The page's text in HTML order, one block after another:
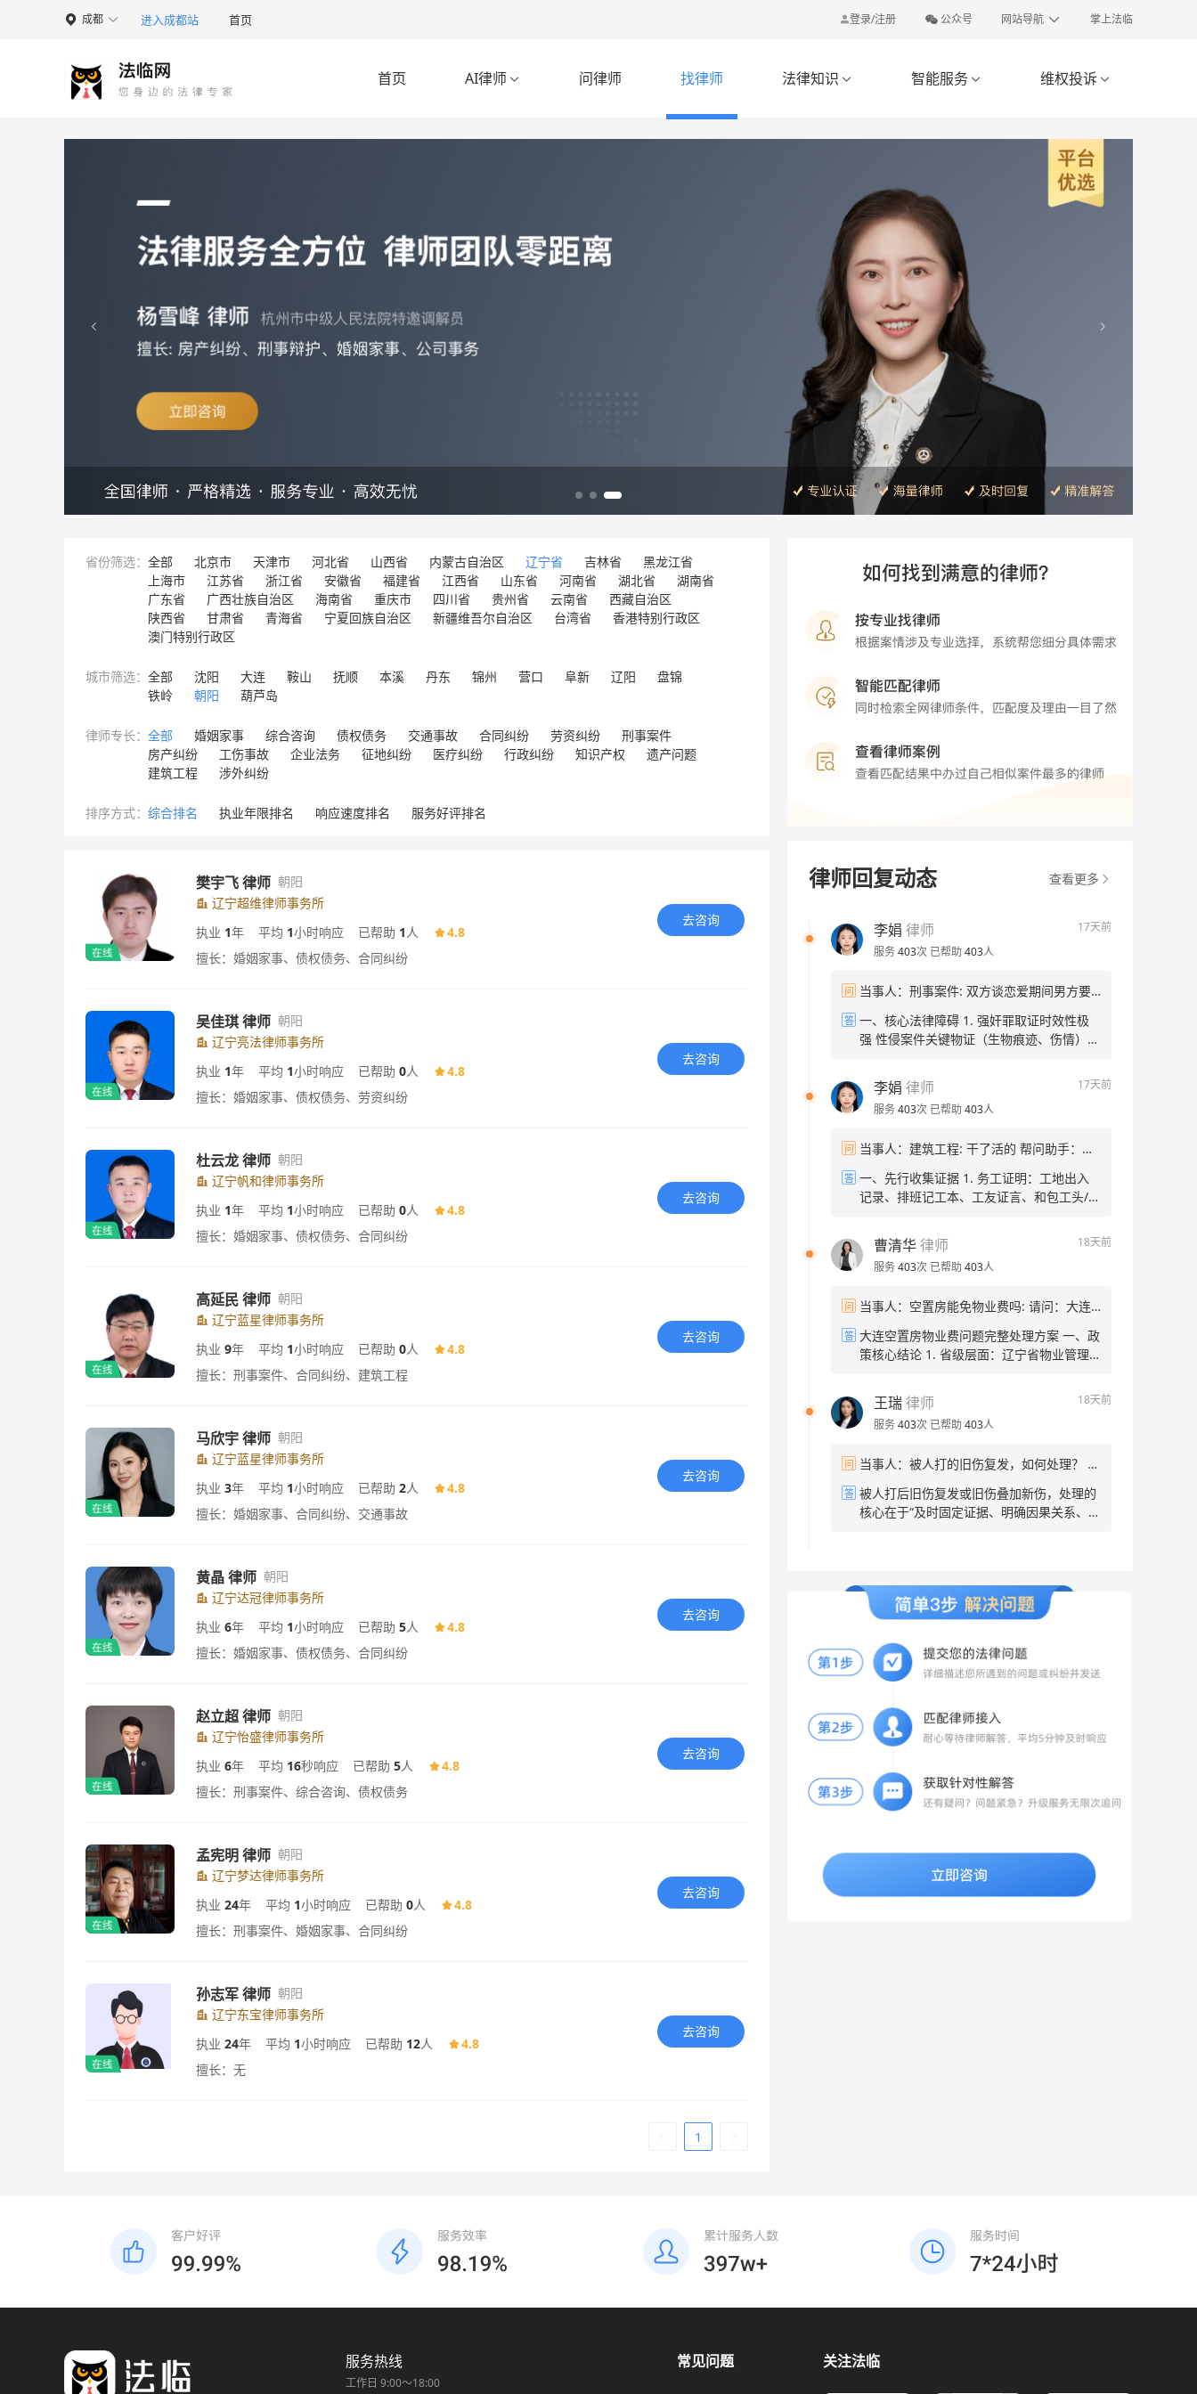
 成都 进入成都站 首页 登录/注册 公众号 网站导航 掌上法临
首页 AI律师  问律师 找律师 法律知识  智能服务  维权投诉 
省份筛选： 全部 北京市 天津市 河北省 山西省 内蒙古自治区 辽宁省 吉林省
黑龙江省
上海市
江苏省 浙江省 安徽省 福建省 江西省 山东省 河南省 湖北省
湖南省
广东省
广西壮族自治区 海南省 重庆市 四川省 贵州省 云南省
西藏自治区
陕西省
甘肃省 青海省 宁夏回族自治区 新疆维吾尔自治区 台湾省
香港特别行政区
澳门特别行政区
城市筛选： 全部 沈阳 大连 鞍山 抚顺 本溪 丹东 锦州 营口 阜新 辽阳
盘锦
铁岭
朝阳 葫芦岛
律师专长： 全部 婚姻家事 综合咨询 债权债务 交通事故 合同纠纷 劳资纠纷
刑事案件
房产纠纷
工伤事故 企业法务 征地纠纷 医疗纠纷 行政纠纷 知识产权
遗产问题
建筑工程
涉外纠纷
排序方式： 综合排名 执业年限排名 响应速度排名 服务好评排名
樊宇飞 律师 朝阳
辽宁超维律师事务所
执业 1年 平均 1小时响应 已帮助 1人
4.8
擅长：婚姻家事、债权债务、合同纠纷
去咨询
吴佳琪 律师 朝阳
辽宁亮法律师事务所
执业 1年 平均 1小时响应 已帮助 0人
4.8
擅长：婚姻家事、债权债务、劳资纠纷
去咨询
杜云龙 律师 朝阳
辽宁帆和律师事务所
执业 1年 平均 1小时响应 已帮助 0人
4.8
擅长：婚姻家事、债权债务、合同纠纷
去咨询
高延民 律师 朝阳
辽宁蓝星律师事务所
执业 9年 平均 1小时响应 已帮助 0人
4.8
擅长：刑事案件、合同纠纷、建筑工程
去咨询
马欣宇 律师 朝阳
辽宁蓝星律师事务所
执业 3年 平均 1小时响应 已帮助 2人
4.8
擅长：婚姻家事、合同纠纷、交通事故
去咨询
黄晶 律师 朝阳
辽宁达冠律师事务所
执业 6年 平均 1小时响应 已帮助 5人
4.8
擅长：婚姻家事、债权债务、合同纠纷
去咨询
赵立超 律师 朝阳
辽宁怡盛律师事务所
执业 6年 平均 16秒响应 已帮助 5人
4.8
擅长：刑事案件、综合咨询、债权债务
去咨询
孟宪明 律师 朝阳
辽宁梦达律师事务所
执业 24年 平均 1小时响应 已帮助 0人
4.8
擅长：刑事案件、婚姻家事、合同纠纷
去咨询
孙志军 律师 朝阳
辽宁东宝律师事务所
执业 24年 平均 1小时响应 已帮助 12人
4.8
擅长：无
去咨询
1
律师回复动态 查看更多
李娟 律师
17天前
服务403次 已帮助 403人
问 当事人：刑事案件: 双方谈恋爱期间男方要
一年了，能不能告他强 帮问助手：现在有证
据吗？比如当时的聊天记录、伤情记录这
警了吗？ 当事人：没报
答 一、核心法律障碍 1. 强奸罪取证时效性极
强 性侵案件关键物证（生物痕迹、伤情）仅
失；无当时报警记录，缺少公安第一时间固
定的伤情、现场、询问笔录。 2. 无任何间
接佐证 无聊天记录、录音、证人、就医记录
“证据确实、充分”，仅有被害人陈述无法认
定犯罪事实。 3. 恋爱关系对认定“违背妇女
意志”有难度 男女存在恋爱基础，司法机关
会区分情侣间自愿亲密行为与强迫性侵，若
采信单方陈述认定强奸。 二、当下的补救措
施 1. 尝试固定对方自认的关键证据 通过微
神打压、违背你意愿发生关系的事实，操作
辑； • 不要争吵，平缓引导对方说出关键事
实，例如：“去年和你谈恋爱的时候，你当时
本不愿意，这件事你还记得吗？” • 若男方承
认、默认，该录音/聊天记录可作为核心间接
证据提交公安。 2. 搜集旁证线索 • 就医记
就诊的病历； • 证人：当时有无朋友、家人
听你倾诉过被强迫、被精神打压的经过，可
让证人出具书面证言； • 社交痕迹：当年朋
报案，完整陈述全部经过： 1. 说明当年未
报警的合理理由（被男方精神控制、恐惧
等）； 2. 提交新获取的录音、聊天、证
展调查核实，传唤男方制作询问笔录。
李娟 律师
17天前
服务403次 已帮助 403人
问 当事人：建筑工程: 干了活的 帮问助手：欠
的工资，有5千多 帮问助手：目前在职还是
离职了？ 当事人：离职 帮问助手：你希望
当事人：只要工资
答 一、先行收集证据 1. 务工证明：工地出入
记录、排班记工本、工友证言、和包工头/项
资结算单、微信/短信对方认可欠薪金额的记
录 3. 身份信息：包工头、施工单位名称、
项目地址、发包方信息 二、维权途径 1. 向
目所在地住建局清欠办，或通过全国根治欠
薪线索反映平台小程序线上提交，住建部门
可直接督办施工企业发放工资，建筑行业有
农民工工资保证金，回款效率最高。 2. 劳
保障监察大队现场立案；监察大队可责令包
工头/公司限期支付，逾期可作出行政处罚。
具调解协议书后可申请法院司法确认，具备
下结算。 4. 司法兜底方案 1. 劳动关系清
晰：申请劳动仲裁； 2. 劳务关系：直接向
曹清华律师
18天前
服务403次 已帮助 403人
问 当事人：空置房能免物业费吗: 请问：大连
答任何假设性问题，你还有别的法律问题需
要咨询吗？ 当事人：房子空置5年，前2年
业沟通减免物业费，物业人员说大连没有空
置房减免政策，业主该怎么办？ 帮问助手：
答 大连空置房物业费问题完整处理方案 一、政
策核心结论 1. 省级层面：辽宁省物业管理
答复省内无统一法定减免政策 。 2. 大连市
本地规则：《大连市物业管理条例》明确，
房屋交付后连续空置半年以上，业主书面备
（减免30%），物业无权直接拒绝办理。
3. 物业声称“大连无减免政策”属于不实告
知，你有权依据本地条例申请折扣。 4. 法
律底线：不能完全不交物业费，仅能申请比
备纸质书面申请，写明：房屋地址、空置5
年、长期无人入住，申请按70%缴纳物业
长期不在本地的凭证。 当面递交物业，拍照
留存递交记录，要求物业签收回执。 2. 物
向辖区住建局物业科、12345政务热线投
诉，提交《大连市物业管理条例》相关条
款、空置证明、物业拒绝减免的沟通记录，
2. 协商结清欠费 总欠费三千以内，可主动
协商：按7折结清3年欠费，同时要求免除全
讼兜底方案 若物业起诉追缴全额物业费及滞
纳金，庭审提交空置证明、大连本地物业条
例，法院会判令按70%标准结算，同时酌情
王瑞律师
18天前
服务403次 已帮助 403人
问 当事人：被人打的旧伤复发，如何处理？ 帮
吗？ 当事人：报过警了 帮问助手：之前做
伤情鉴定了吗？结果是什么？ 当事人：没做
责任？还是协商赔偿？ 当事人：追究对方责
任
答 被人打后旧伤复发或旧伤叠加新伤，处理的
核心在于“及时固定证据、明确因果关系、依
明“被打”的经过及“旧伤复发”的关联，要求
医生在诊断证明、病历中明确记录“旧伤复
发”与“本次外伤”的因果关系，避免被误判为
单纯的旧伤。保留医疗证据：妥善保存本次
就诊的病历、诊断证明、影像片（如CT、
MRI）及费用票据，特别是受伤初期的急性
键铁证。二、报警与证据固定及时报警：向
警方如实陈述被打及旧伤复发的经过，配合
发的证据（如现场监控等）。保留现场证
据：对受伤部位、现场情况进行拍照或录
像，保留好相关物证。三、伤情鉴定与责任
段，向公安机关或法院申请法医鉴定。重点
要求鉴定机构对“本次外伤”与“旧伤复发”的
因果关系及损伤参与度进行专业评定（即评
服务热线
工作日 9:00～18:00
常见问题 关注法临